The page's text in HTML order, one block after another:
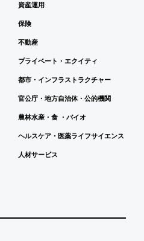
資産運用
保険
不動産
プライベート・エクイティ
都市・インフラストラクチャー
官公庁・地方自治体・公的機関
農林水産・食 ・バイオ
ヘルスケア・医薬ライフサイエンス
人材サービス